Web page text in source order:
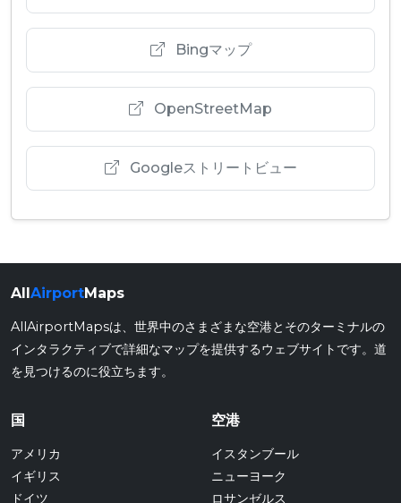
Bingマップ
OpenStreetMap
Googleストリートビュー
All AirportMaps
AllAirportMapsは、世界中のさまざまな空港とそのターミナルの
インタラクティブで詳細なマップを提供するウェブサイトです。道
を見つけるのに役立ちます。
国
アメリカ
イギリス
ドイツ
空港
イスタンブール
ニューヨーク
ロサンゼルス